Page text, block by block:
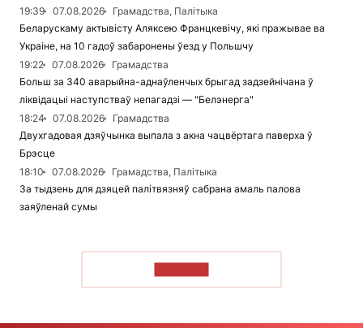
19:39
07.08.2026
Грамадства, Палітыка
Беларускаму актывісту Аляксею Францкевічу, які пражывае ва
Украіне, на 10 гадоў забаронены ўезд у Польшчу
19:22
07.08.2026
Грамадства
Больш за 340 аварыйна-аднаўленчых брыгад задзейнічана ў
ліквідацыі наступстваў непагадзі — "Белэнерга"
18:24
07.08.2026
Грамадства
Двухгадовая дзяўчынка выпала з акна чацвёртага паверха ў
Брэсце
18:10
07.08.2026
Грамадства, Палітыка
За тыдзень для дзяцей палітвязняў сабрана амаль палова
заяўленай сумы